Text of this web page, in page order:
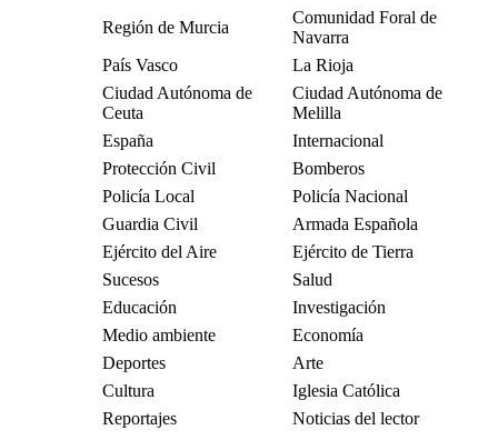
Región de Murcia
Comunidad Foral de
Navarra
País Vasco
La Rioja
Ciudad Autónoma de
Ceuta
Ciudad Autónoma de
Melilla
España
Internacional
Protección Civil
Bomberos
Policía Local
Policía Nacional
Guardia Civil
Armada Española
Ejército del Aire
Ejército de Tierra
Sucesos
Salud
Educación
Investigación
Medio ambiente
Economía
Deportes
Arte
Cultura
Iglesia Católica
Reportajes
Noticias del lector